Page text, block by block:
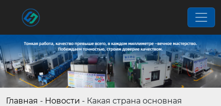
Главная - Новости - Какая страна основная